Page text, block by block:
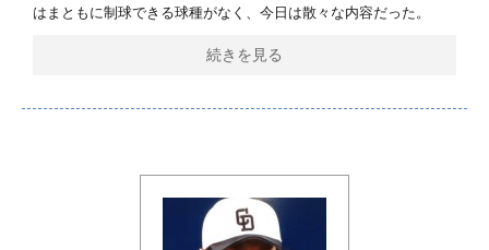
はまともに制球できる球種がなく、今日は散々な内容だった。
続きを見る